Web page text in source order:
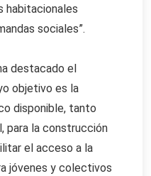
habitacionales
sociales”.
destacado el
objetivo es la
disponible, tanto
para la construcción
el acceso a la
jóvenes y colectivos